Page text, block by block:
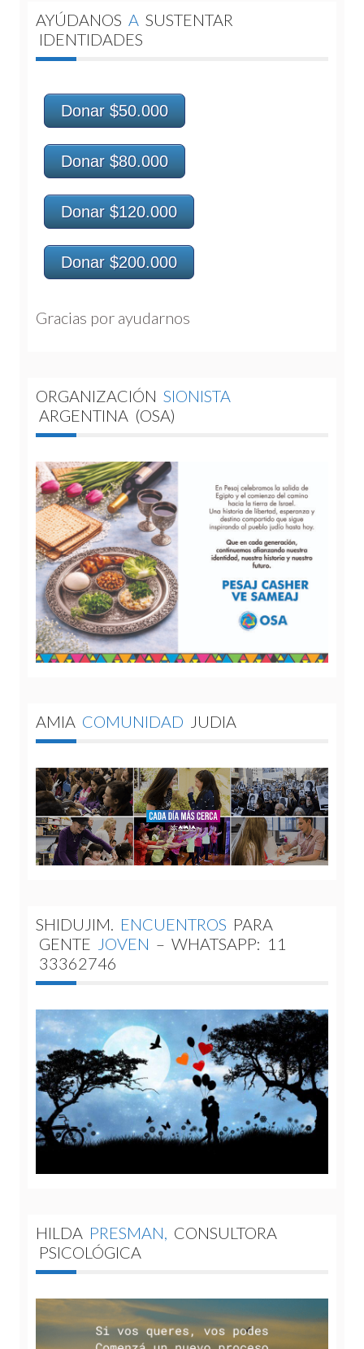
AYÚDANOS A SUSTENTAR
IDENTIDADES
Donar $50.000
Donar $80.000
Donar $120.000
Donar $200.000
Gracias por ayudarnos
ORGANIZACIÓN SIONISTA
ARGENTINA (OSA)
AMIA COMUNIDAD JUDIA
SHIDUJIM. ENCUENTROS PARA
GENTE JOVEN – WHATSAPP: 11
33362746
HILDA PRESMAN, CONSULTORA
PSICOLÓGICA